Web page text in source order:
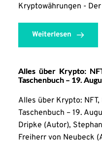
Kryptowährungen -
Weiterlesen
Alles über Krypto:
Taschenbuch – 19.
Alles über Krypto:
Taschenbuch – 19.
Dripke (Autor),
Freiherr von Neubeck